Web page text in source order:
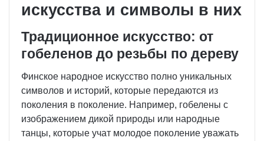
искусства и символы в них
Традиционное искусство: от
гобеленов до резьбы по дереву
Финское народное искусство полно уникальных
символов и историй, которые передаются из
поколения в поколение. Например, гобелены с
изображением дикой природы или народные
танцы, которые учат молодое поколение уважать